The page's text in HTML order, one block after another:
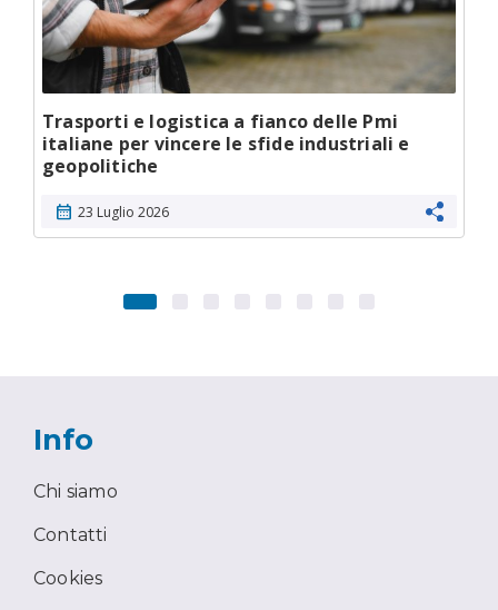
Trasporti e logistica a fianco delle Pmi
italiane per vincere le sfide industriali e
geopolitiche
calendar_month 23 Luglio 2026
Info
Chi siamo
Contatti
Cookies